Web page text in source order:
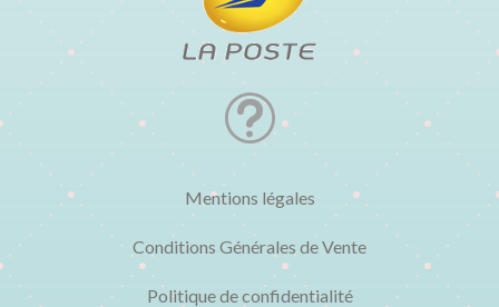
t
Mentions légales
Conditions Générales de Vente
Politique de confidentialité